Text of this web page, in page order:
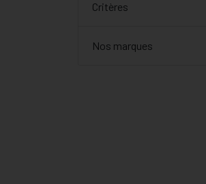
Critères
Nos marques